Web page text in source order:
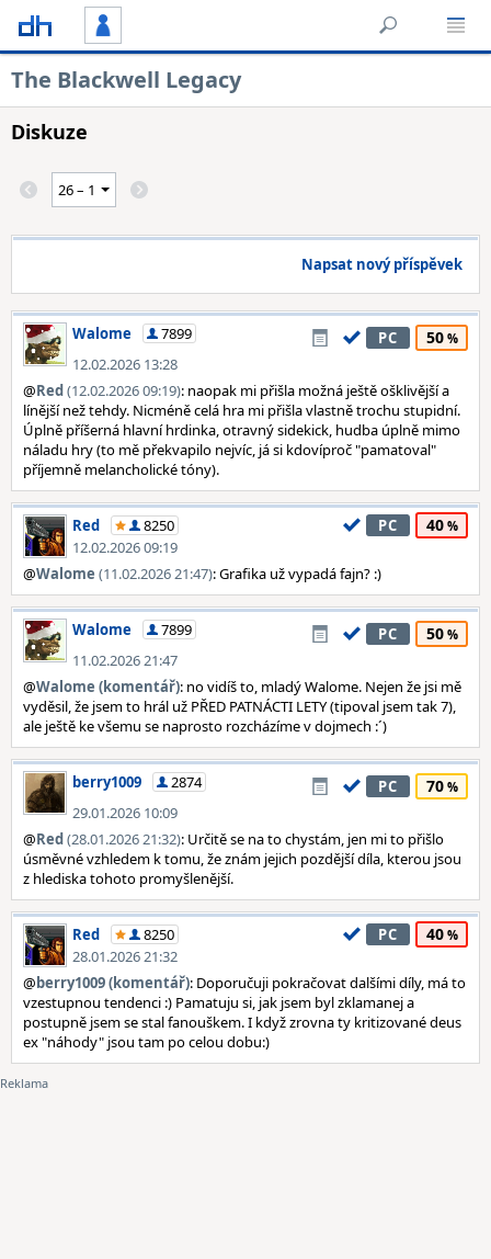
The Blackwell Legacy
Diskuze
Napsat nový příspěvek
Walome
7899
12.02.2026 13:28
PC 50
@Red(12.02.2026 09:19): naopak mi přišla možná ještě ošklivější a
línější než tehdy. Nicméně celá hra mi přišla vlastně trochu stupidní.
Úplně příšerná hlavní hrdinka, otravný sidekick, hudba úplně mimo
náladu hry (to mě překvapilo nejvíc, já si kdovíproč "pamatoval"
příjemně melancholické tóny).
Red
8250
12.02.2026 09:19
PC 40
@Walome (11.02.2026 21:47): Grafika už vypadá fajn? :)
Walome
7899
11.02.2026 21:47
PC 50
@Walome (komentář): no vidíš to, mladý Walome. Nejen že jsi mě
vyděsil, že jsem to hrál už PŘED PATNÁCTI LETY (tipoval jsem tak 7),
ale ještě ke všemu se naprosto rozcházíme v dojmech :´)
berry1009
2874
29.01.2026 10:09
PC 70
@Red(28.01.2026 21:32): Určitě se na to chystám, jen mi to přišlo
úsměvné vzhledem k tomu, že znám jejich pozdější díla, kterou jsou
z hlediska tohoto promyšlenější.
Red
8250
28.01.2026 21:32
PC 40
@berry1009 (komentář): Doporučuji pokračovat dalšími díly, má to
vzestupnou tendenci :) Pamatuju si, jak jsem byl zklamanej a
postupně jsem se stal fanouškem. I když zrovna ty kritizované deus
ex "náhody" jsou tam po celou dobu:)